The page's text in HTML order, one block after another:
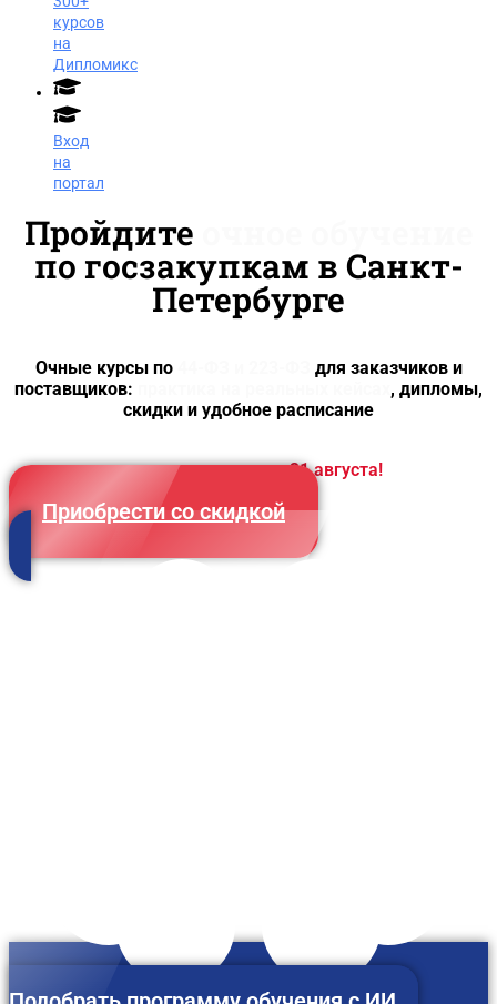
Заказать звонок
курсов
на
Дипломикс
Вход
на
портал
Пройдите
по госзакупкам в Санкт-
Петербурге
Очные курсы по
для заказчиков и
поставщиков:
, дипломы,
скидки и удобное расписание
Выгода доступна до31 августа!
Приобрести со скидкой